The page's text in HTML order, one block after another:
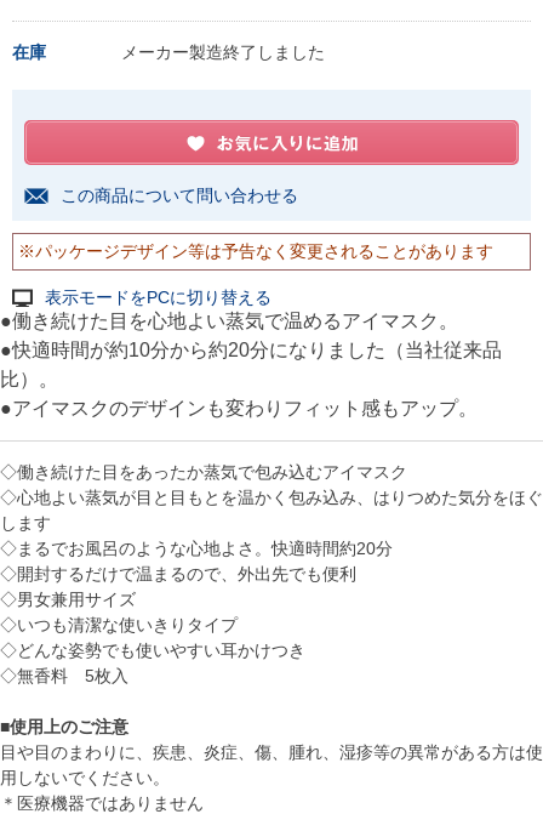
在庫 メーカー製造終了しました
この商品について問い合わせる
※パッケージデザイン等は予告なく変更されることがあります
表示モードをPCに切り替える
●働き続けた目を心地よい蒸気で温めるアイマスク。
●快適時間が約10分から約20分になりました（当社従来品
比）。
●アイマスクのデザインも変わりフィット感もアップ。
◇働き続けた目をあったか蒸気で包み込むアイマスク
◇心地よい蒸気が目と目もとを温かく包み込み、はりつめた気分をほぐ
します
◇まるでお風呂のような心地よさ。快適時間約20分
◇開封するだけで温まるので、外出先でも便利
◇男女兼用サイズ
◇いつも清潔な使いきりタイプ
◇どんな姿勢でも使いやすい耳かけつき
◇無香料 5枚入
■使用上のご注意
目や目のまわりに、疾患、炎症、傷、腫れ、湿疹等の異常がある方は使
用しないでください。
＊医療機器ではありません